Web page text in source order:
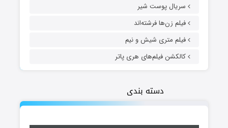
سریال پوست شیر
فیلم زن‌ها فرشته‌اند
فیلم متری شیش و نیم
کالکشن فیلم‌های هری پاتر
دسته بندی